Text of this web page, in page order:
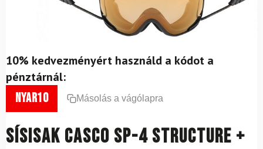
10% kedvezményért használd a kódot a
pénztárnál:
nyar10 Másolás a vágólapra
Sísisak CASCO SP-4 Structure +